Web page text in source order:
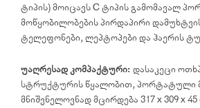
ტიპის) მოიცავს C ტიპის გამომავალ
მოწყობილობების პირდაპირი
ტელეფონები, ლეპტოპები და ჰაერის
უაღრესად კომპაქტური: დასაკეცი
სტრუქტურის წყალობით, პორტატული
მნიშვნელოვნად მცირდება 317 x 309 x